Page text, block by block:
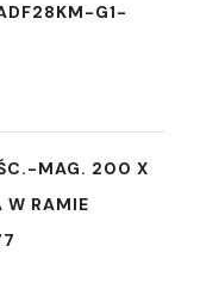
G1-
MAG. 200 X
RAMIE